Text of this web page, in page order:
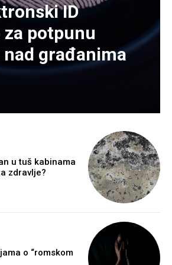
ID
potpunu
građanima
u tuš kabinama
zdravlje?
o “romskom